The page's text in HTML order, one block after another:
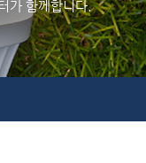
불친절 신고하기
가 함께합니다.